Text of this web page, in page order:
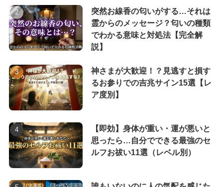
突然お線香の匂いがする…それは
霊からのメッセージ？匂いの種類
でわかる意味と対処法【完全解
説】
神さまが大歓迎！？見逃すと損す
るお参りでの吉兆サイン15選【レ
ア度別】
【即効】身体が重い・運が悪いと
思ったら…自分でできる最強のセ
ルフお祓い11選（レベル別）